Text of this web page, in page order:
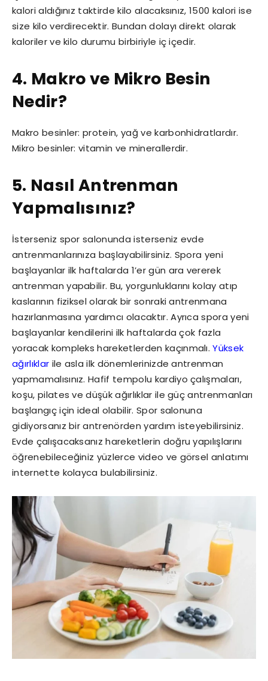
kalori aldığınız taktirde kilo alacaksınız, 1500 kalori ise
size kilo verdirecektir. Bundan dolayı direkt olarak
kaloriler ve kilo durumu birbiriyle iç içedir.
4. Makro ve Mikro Besin
Nedir?
Makro besinler: protein, yağ ve karbonhidratlardır.
Mikro besinler: vitamin ve minerallerdir.
5. Nasıl Antrenman
Yapmalısınız?
İsterseniz spor salonunda isterseniz evde
antrenmanlarınıza başlayabilirsiniz. Spora yeni
başlayanlar ilk haftalarda 1’er gün ara vererek
antrenman yapabilir. Bu, yorgunluklarını kolay atıp
kaslarının fiziksel olarak bir sonraki antrenmana
hazırlanmasına yardımcı olacaktır. Ayrıca spora yeni
başlayanlar kendilerini ilk haftalarda çok fazla
yoracak kompleks hareketlerden kaçınmalı.Yüksek
ağırlıklar ile asla ilk dönemlerinizde antrenman
yapmamalısınız. Hafif tempolu kardiyo çalışmaları,
koşu, pilates ve düşük ağırlıklar ile güç antrenmanları
başlangıç için ideal olabilir. Spor salonuna
gidiyorsanız bir antrenörden yardım isteyebilirsiniz.
Evde çalışacaksanız hareketlerin doğru yapılışlarını
öğrenebileceğiniz yüzlerce video ve görsel anlatımı
internette kolayca bulabilirsiniz.